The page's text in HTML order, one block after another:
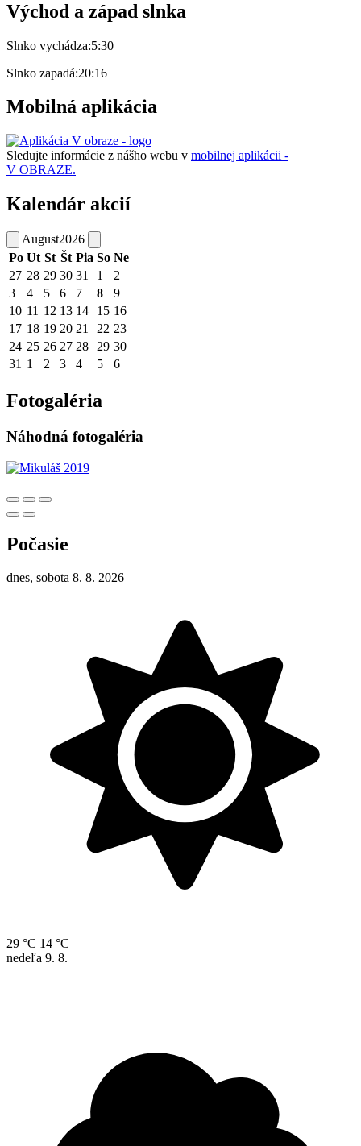
Východ a západ slnka
Slnko vychádza:5:30
Slnko zapadá:20:16
Mobilná aplikácia
Sledujte informácie z nášho webu v mobilnej aplikácii -
V OBRAZE.
Kalendár akcií
August2026
Po Ut St Št Pia So Ne
27 28 29 30 31 1
2
3
4 5 6 7 8
9
10 11 12 13 14 15 16
17 18 19 20 21 22 23
24 25 26 27 28 29 30
31 1 2 3 4 5 6
Fotogaléria
Náhodná fotogaléria
Počasie
dnes, sobota 8. 8. 2026
29 °C 14 °C
nedeľa 9. 8.